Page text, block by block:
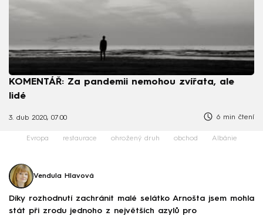
KOMENTÁŘ: Za pandemii nemohou zvířata, ale
lidé
3. dub 2020, 07:00 6 min čtení
Evropa restaurace ohrožený druh obchod Albánie
Vendula Hlavová
Díky rozhodnutí zachránit malé selátko Arnošta jsem mohla
stát při zrodu jednoho z největších azylů pro